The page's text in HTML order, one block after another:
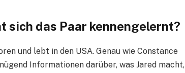
sich das Paar kennengelernt?
und lebt in den USA. Genau wie Constance
Informationen darüber, was Jared macht,